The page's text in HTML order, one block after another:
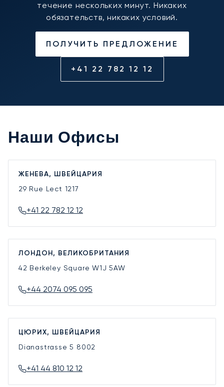
течение нескольких минут. Никаких
обязательств, никаких условий.
ПОЛУЧИТЬ ПРЕДЛОЖЕНИЕ
+41 22 782 12 12
Наши Офисы
ЖЕНЕВА, ШВЕЙЦАРИЯ
29 Rue Lect 1217
+41 22 782 12 12
ЛОНДОН, ВЕЛИКОБРИТАНИЯ
42 Berkeley SquareW1J 5AW
+44 2074 095 095
ЦЮРИХ, ШВЕЙЦАРИЯ
Dianastrasse 5 8002
+41 44 810 12 12